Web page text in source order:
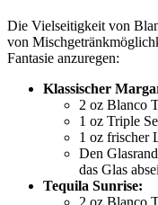
Die Vielseitigkeit von
von
Fantasie anzuregen:
Klassischer
2 oz Blanco
1 oz Triple
1 oz frischer
Den
das Glas
Tequila Sunrise:
2 oz Blanco